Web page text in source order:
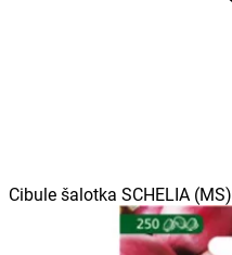
Cibule šalotka SCHELIA (MS)